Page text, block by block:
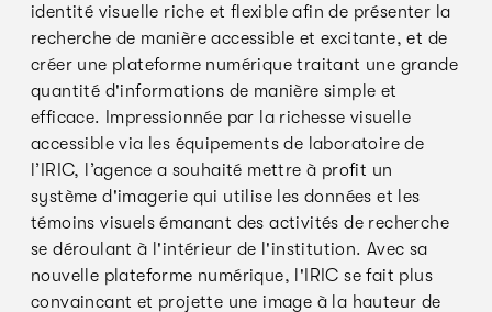
identité visuelle riche et flexible afin de présenter la
recherche de manière accessible et excitante, et de
créer une plateforme numérique traitant une grande
quantité d'informations de manière simple et
efficace. Impressionnée par la richesse visuelle
accessible via les équipements de laboratoire de
l’IRIC, l’agence a souhaité mettre à profit un
système d'imagerie qui utilise les données et les
témoins visuels émanant des activités de recherche
se déroulant à l'intérieur de l'institution. Avec sa
nouvelle plateforme numérique, l'IRIC se fait plus
convaincant et projette une image à la hauteur de